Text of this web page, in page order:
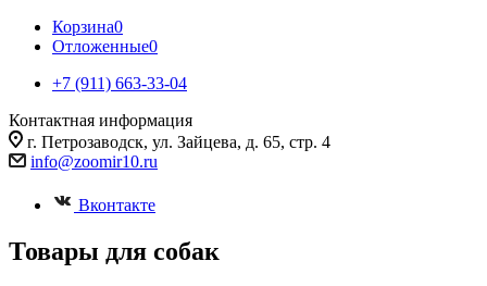
Корзина0
Отложенные0
+7 (911) 663-33-04
Контактная информация
г. Петрозаводск, ул. Зайцева, д. 65, стр. 4
info@zoomir10.ru
Вконтакте
Товары для собак